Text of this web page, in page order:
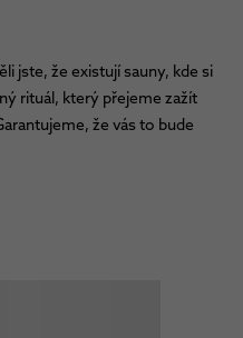
jste, že existují sauny, kde si
rituál, který přejeme zažít
že vás to bude